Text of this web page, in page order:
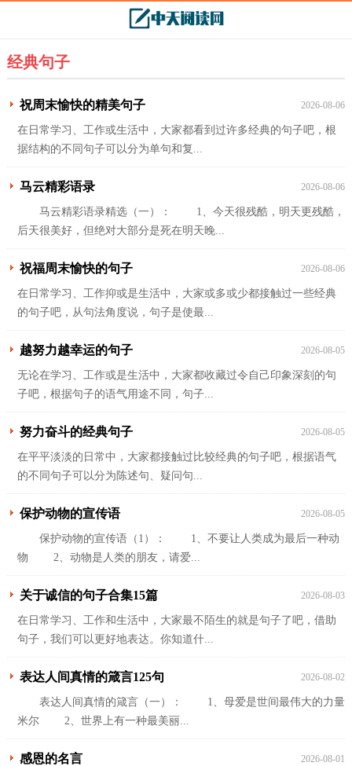
经典句子
祝周末愉快的精美句子 2026-08-06
在日常学习、工作或生活中，大家都看到过许多经典的句子吧，根
据结构的不同句子可以分为单句和复...
马云精彩语录 2026-08-06
马云精彩语录精选（一）： 1、今天很残酷，明天更残酷，
后天很美好，但绝对大部分是死在明天晚...
祝福周末愉快的句子 2026-08-06
在日常学习、工作抑或是生活中，大家或多或少都接触过一些经典
的句子吧，从句法角度说，句子是使最...
越努力越幸运的句子 2026-08-05
无论在学习、工作或是生活中，大家都收藏过令自己印象深刻的句
子吧，根据句子的语气用途不同，句子...
努力奋斗的经典句子 2026-08-05
在平平淡淡的日常中，大家都接触过比较经典的句子吧，根据语气
的不同句子可以分为陈述句、疑问句...
保护动物的宣传语 2026-08-05
保护动物的宣传语（1）： 1、不要让人类成为最后一种动
物 2、动物是人类的朋友，请爱...
关于诚信的句子合集15篇 2026-08-03
在日常学习、工作和生活中，大家最不陌生的就是句子了吧，借助
句子，我们可以更好地表达。你知道什...
表达人间真情的箴言125句 2026-08-02
表达人间真情的箴言（一）： 1、母爱是世间最伟大的力量
米尔 2、世界上有一种最美丽...
感恩的名言 2026-08-01